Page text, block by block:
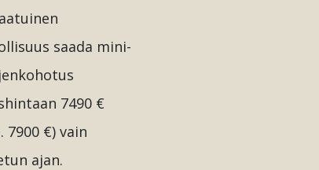
saada mini-
7490 €
7900 €) vain
ajan.